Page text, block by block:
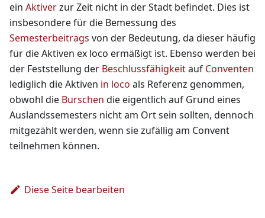
ein Aktiverzur Zeit nicht in der Stadt befindet. Dies ist
insbesondere für die Bemessung des
Semesterbeitrags von der Bedeutung, da dieser häufig
für die Aktiven ex loco ermäßigt ist. Ebenso werden bei
der Feststellung der Beschlussfähigkeitauf Conventen
lediglich die Aktiven in loco als Referenz genommen,
obwohl die Burschen die eigentlich auf Grund eines
Auslandssemesters nicht am Ort sein sollten, dennoch
mitgezählt werden, wenn sie zufällig am Convent
teilnehmen können.
Diese Seite bearbeiten